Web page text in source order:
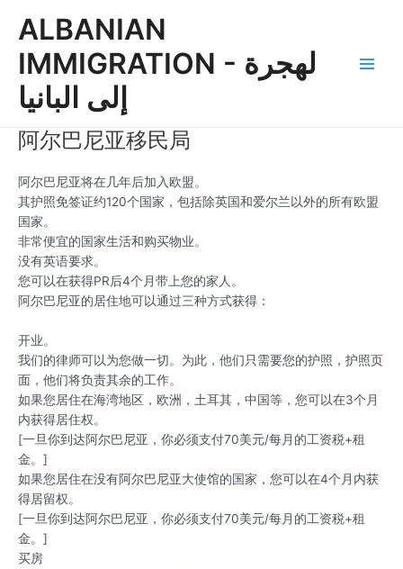
ALBANIAN
IMMIGRATION - لهجرة
إلى البانيا
阿尔巴尼亚移民局
阿尔巴尼亚将在几年后加入欧盟。
其护照免签证约120个国家，包括除英国和爱尔兰以外的所有欧盟
国家。
非常便宜的国家生活和购买物业。
没有英语要求。
您可以在获得PR后4个月带上您的家人。
阿尔巴尼亚的居住地可以通过三种方式获得：
开业。
我们的律师可以为您做一切。为此，他们只需要您的护照，护照页
面，他们将负责其余的工作。
如果您居住在海湾地区，欧洲，土耳其，中国等，您可以在3个月
内获得居住权。
[一旦你到达阿尔巴尼亚，你必须支付70美元/每月的工资税+租
金。]
如果您居住在没有阿尔巴尼亚大使馆的国家，您可以在4个月内获
得居留权。
[一旦你到达阿尔巴尼亚，你必须支付70美元/每月的工资税+租
金。]
买房